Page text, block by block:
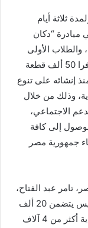
ثلاثة أيام
مبادرة “دكان
الأولى
بالرعاية في جامعة قناة السويس بالقاهرة، ليوفرا 50 ألف قطعة
إنشائه على تنوع
وذلك من خلال
الاجتماعي،
إلى كافة
جمهورية مصر
تامر عبد الفتاح،
إن معرض “دكان الفرحة” في جامعة قناة السويس يتضمن 20 ألف
قطعة ملابس جديدة واكسسوارات وأحذية، لرعاية أكثر من 4 آلاف